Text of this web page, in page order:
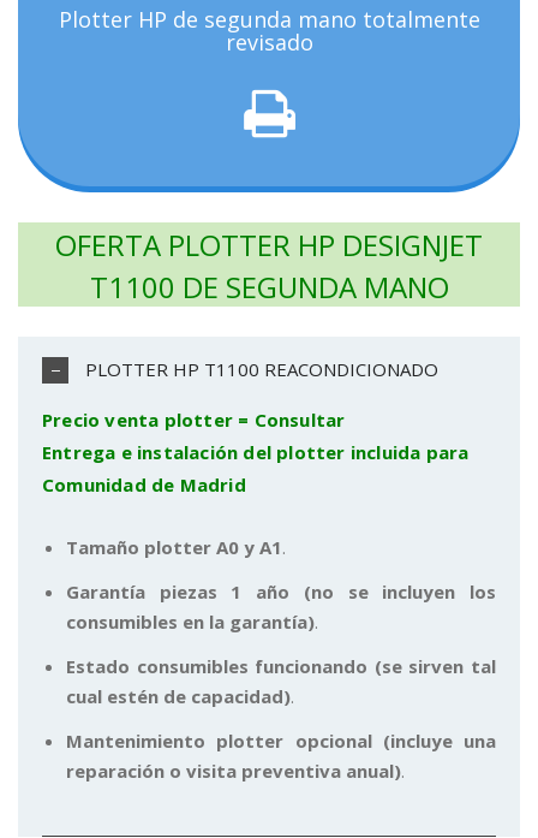
Plotter HP de segunda mano totalmente
revisado
OFERTA PLOTTER HP DESIGNJET
T1100 DE SEGUNDA MANO
PLOTTER HP T1100 REACONDICIONADO
Precio venta plotter = Consultar
Entrega e instalación del plotter incluida para
Comunidad de Madrid
Tamaño plotter A0 y A1.
Garantía piezas 1 año (no se incluyen los
consumibles en la garantía).
Estado consumibles funcionando (se sirven tal
cual estén de capacidad).
Mantenimiento plotter opcional (incluye una
reparación o visita preventiva anual).